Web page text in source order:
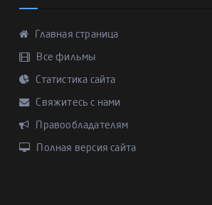
Главная страница
Все фильмы
Статистика сайта
Свяжитесь с нами
Правообладателям
Полная версия сайта